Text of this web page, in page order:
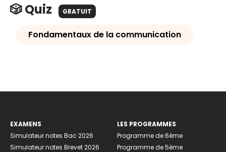
🎲 Quiz GRATUIT
Fondamentaux de la communication
EXAMENS
Simulateur notes Bac 2026
Simulateur notes Brevet 2026
LES PROGRAMMES
Programme de 6ème
Programme de 5ème